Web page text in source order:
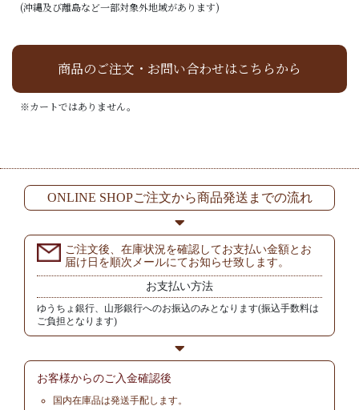
(沖縄及び離島など一部対象外地域があります)
商品のご注文・お問い合わせはこちらから
※カートではありません。
ONLINE SHOPご注文から商品発送までの流れ
ご注文後、在庫状況を確認してお支払い金額とお
届け日を順次メールにてお知らせ致します。
お支払い方法
ゆうちょ銀行、山形銀行へのお振込のみとなります(振込手数料は
ご負担となります)
お客様からのご入金確認後
国内在庫品は発送手配します。